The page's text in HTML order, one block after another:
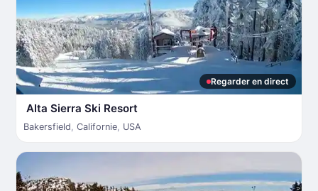
Regarder en direct
Alta Sierra Ski Resort
Bakersfield, Californie, USA